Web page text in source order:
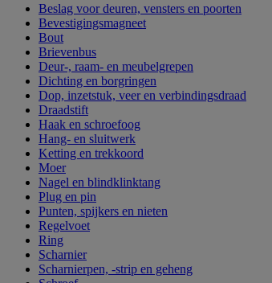
Beslag voor deuren, vensters en poorten
Bevestigingsmagneet
Bout
Brievenbus
Deur-, raam- en meubelgrepen
Dichting en borgringen
Dop, inzetstuk, veer en verbindingsdraad
Draadstift
Haak en schroefoog
Hang- en sluitwerk
Ketting en trekkoord
Moer
Nagel en blindklinktang
Plug en pin
Punten, spijkers en nieten
Regelvoet
Ring
Scharnier
Scharnierpen, -strip en geheng